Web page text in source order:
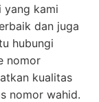
yang kami
dan juga
hubungi
nomor
kualitas
nomor wahid.